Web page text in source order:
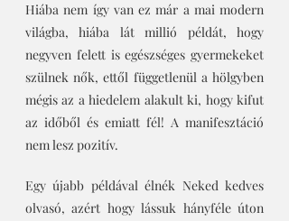
Hiába nem így van ez már a mai modern
világba, hiába lát millió példát, hogy
negyven felett is egészséges gyermekeket
szülnek nők, ettől függetlenül a hölgyben
mégis az a hiedelem alakult ki, hogy kifut
az időből és emiatt fél! A manifesztáció
nem lesz pozitív.
Egy újabb példával élnék Neked kedves
olvasó, azért hogy lássuk hányféle úton